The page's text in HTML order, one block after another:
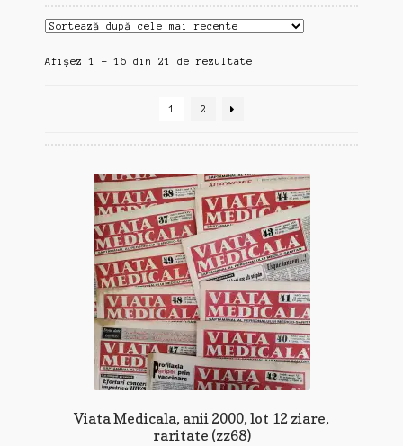
Afișez 1 - 16 din 21 de rezultateSortat
1 2
Viata Medicala, anii 2000, lot 12 ziare,
raritate (zz68)